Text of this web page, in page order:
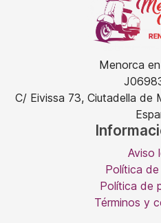
Menorca
C/ Eivissa 73, Ciutadella de
Aviso
Política
Política de
Términos y